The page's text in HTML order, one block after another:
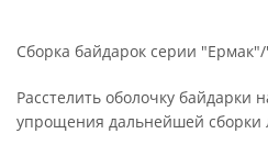
Сборка байдарок серии
Расстелить оболочку байдарки
упрощения дальнейшей сборки